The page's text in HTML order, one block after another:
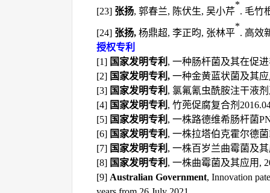
[23] 张扬, 郭春兰, 陈伏生, 吴小芹
*
. 毛竹
[24] 张扬, 杨鼎超, 李正昀, 张林平
*
. 高效
授权专利
[1] 国家发明专利 , 一种肠杆菌及其在促
[2] 国家发明专利 , 一种金黄蓝状菌及其
[3] 国家发明专利 , 氯氟氰虫酰胺注干液
[4] 国家发明专利 , 竹蔸促腐复合剂
[5] 国家发明专利 , 一株路德维希肠杆菌
[6] 国家发明专利 , 一株拉塔伯克霍尔德菌
[7] 国家发明专利 , 一株百岁兰曲霉菌及
[8] 国家发明专利 , 一株曲霉菌及其应用 ,
[9] Australian Government, Innovation